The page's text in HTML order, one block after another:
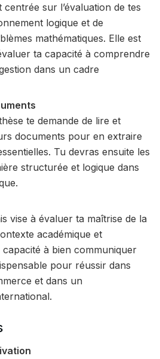
sur l’évaluation de tes
logique et de
mathématiques. Elle est
ta capacité à comprendre
dans un cadre
te demande de lire et
documents pour en extraire
Tu devras ensuite les
structurée et logique dans
vise à évaluer ta maîtrise de la
académique et
à bien communiquer
pour réussir dans
et dans un